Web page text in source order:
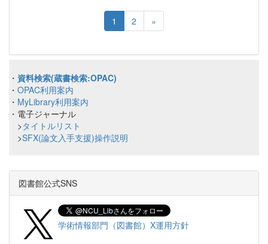
1 2 »
・ 資料検索(蔵書検索:OPAC)
・ OPAC利用案内
・ MyLibrary利用案内
・電子ジャーナル
>タイトルリスト
>SFX(論文入手支援)操作説明
図書館公式SNS
学術情報部門（図書館）X運用方針